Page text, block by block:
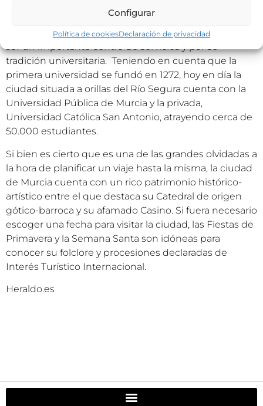
Configurar
Política de cookiesDeclaración de privacidad
Europa por su antigua condición de región
exportadora agrícola, actualmente, Murcia destaca por
ser un importante centro de servicios y por su
tradición universitaria. Teniendo en cuenta que la
primera universidad se fundó en 1272, hoy en día la
ciudad situada a orillas del Río Segura cuenta con la
Universidad Pública de Murcia y la privada,
Universidad Católica San Antonio, atrayendo cerca de
50.000 estudiantes.
Si bien es cierto que es una de las grandes olvidadas a
la hora de planificar un viaje hasta la misma, la ciudad
de Murcia cuenta con un rico patrimonio histórico-
artístico entre el que destaca su Catedral de origen
gótico-barroca y su afamado Casino. Si fuera necesario
escoger una fecha para visitar la ciudad, las Fiestas de
Primavera y la Semana Santa son idóneas para
conocer su folclore y procesiones declaradas de
Interés Turístico Internacional.
Heraldo.es